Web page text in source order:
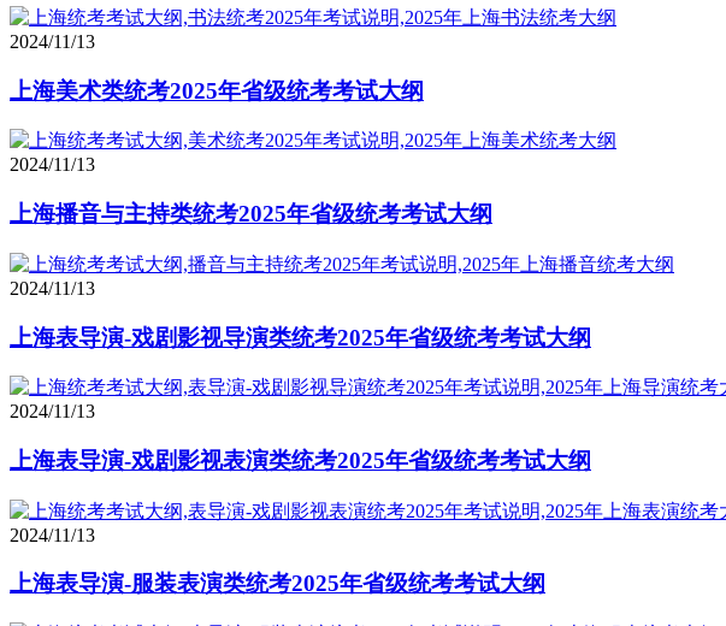
2024/11/13
上海美术类统考2025年省级统考考试大纲
2024/11/13
上海播音与主持类统考2025年省级统考考试大纲
2024/11/13
上海表导演-戏剧影视导演类统考2025年省级统考考试大纲
2024/11/13
上海表导演-戏剧影视表演类统考2025年省级统考考试大纲
2024/11/13
上海表导演-服装表演类统考2025年省级统考考试大纲